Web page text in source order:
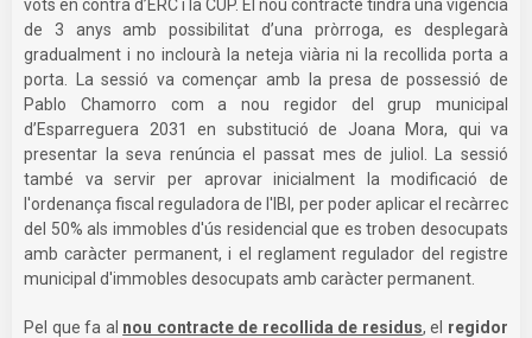
vots en contra d’ERC i la CUP. El nou contracte tindrà una vigència
de 3 anys amb possibilitat d’una pròrroga, es desplegarà
gradualment i no inclourà la neteja viària ni la recollida porta a
porta. La sessió va començar amb la presa de possessió de
Pablo Chamorro com a nou regidor del grup municipal
d’Esparreguera 2031 en substitució de Joana Mora, qui va
presentar la seva renúncia el passat mes de juliol. La sessió
també va servir per aprovar inicialment la modificació de
l'ordenança fiscal reguladora de l'IBI, per poder aplicar el recàrrec
del 50% als immobles d'ús residencial que es troben desocupats
amb caràcter permanent, i el reglament regulador del registre
municipal d'immobles desocupats amb caràcter permanent.
Pel que fa al nou contracte de recollida de residus, el regidor